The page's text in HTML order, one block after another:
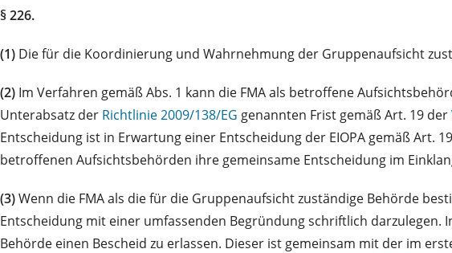
§ 226.
(1) Die für die Koordinierung und Wahrnehmung der Gruppenaufsicht
(2) Im Verfahren gemäß Abs. 1 kann die FMA als betroffene
Unterabsatz der Richtlinie 2009/138/EG genannten Frist gemäß Art. 19 der
Entscheidung ist in Erwartung einer Entscheidung der EIOPA gemäß Art.
betroffenen Aufsichtsbehörden ihre gemeinsame Entscheidung im
(3)Wenn die FMA als die für die Gruppenaufsicht zuständige Behörde
Entscheidung mit einer umfassenden Begründung schriftlich
Behörde einen Bescheid zu erlassen. Dieser ist gemeinsam mit der im